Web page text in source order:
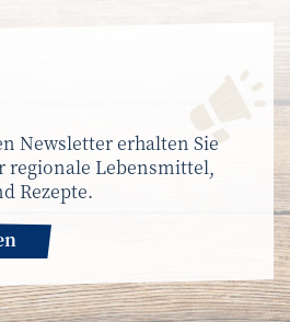
Newsletter erhalten Sie
Lebensmittel,
Rezepte.